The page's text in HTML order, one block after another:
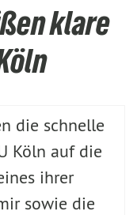
klare
die schnelle
Köln auf die
ihrer
sowie die